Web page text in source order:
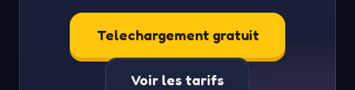
Telechargement gratuit
Voir les tarifs